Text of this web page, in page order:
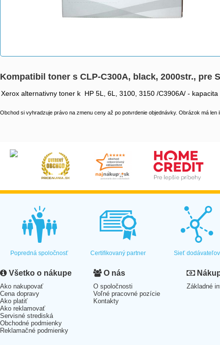
Kompatibil toner s CLP-C300A, black, 2000str., pre
Xerox alternativny toner k HP 5L, 6L, 3100, 3150 /C3906A/ - kapacita
Obchod si vyhradzuje právo na zmenu ceny až po potvrdenie objednávky. Obrázok má len
Popredná spoločnosť Certifikovaný partner Sieť dodávateľov
Všetko o nákupe
Ako nakupovať
Cena dopravy
Ako platiť
Ako reklamovať
Servisné strediská
Obchodné podmienky
Reklamačné podmienky
O nás
O spoločnosti
Voľné pracovné pozície
Kontakty
Základné